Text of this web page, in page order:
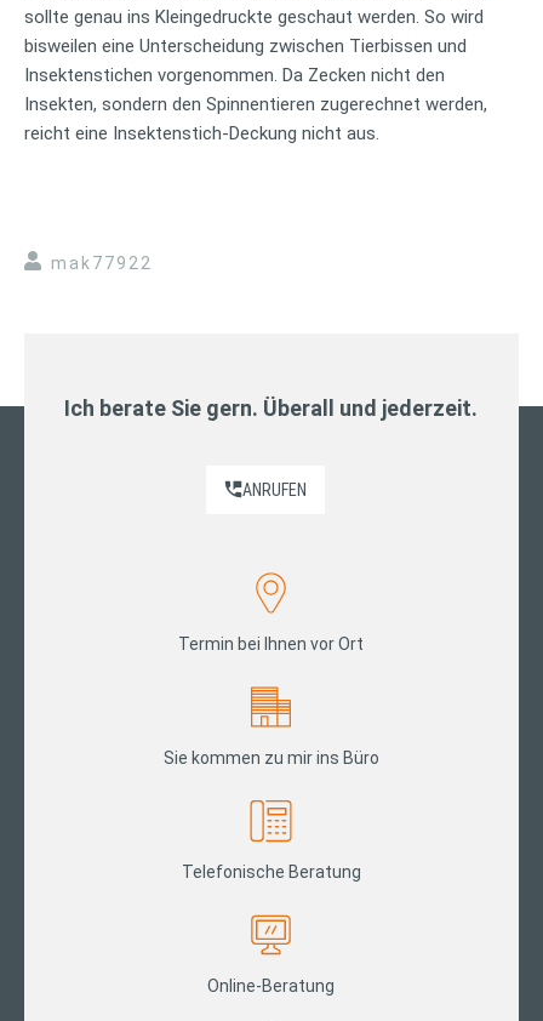
sollte genau ins Kleingedruckte geschaut werden. So wird
bisweilen eine Unterscheidung zwischen Tierbissen und
Insektenstichen vorgenommen. Da Zecken nicht den
Insekten, sondern den Spinnentieren zugerechnet werden,
reicht eine Insektenstich-Deckung nicht aus.
mak77922
Ich berate Sie gern. Überall und jederzeit.
ANRUFEN
Termin bei Ihnen vor Ort
Sie kommen zu mir ins Büro
Telefonische Beratung
Online-Beratung